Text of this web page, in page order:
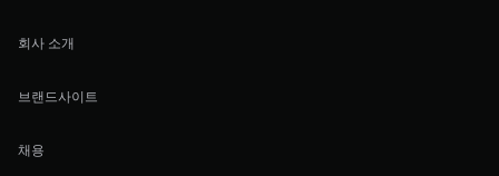
회사 소개
브랜드사이트
채용